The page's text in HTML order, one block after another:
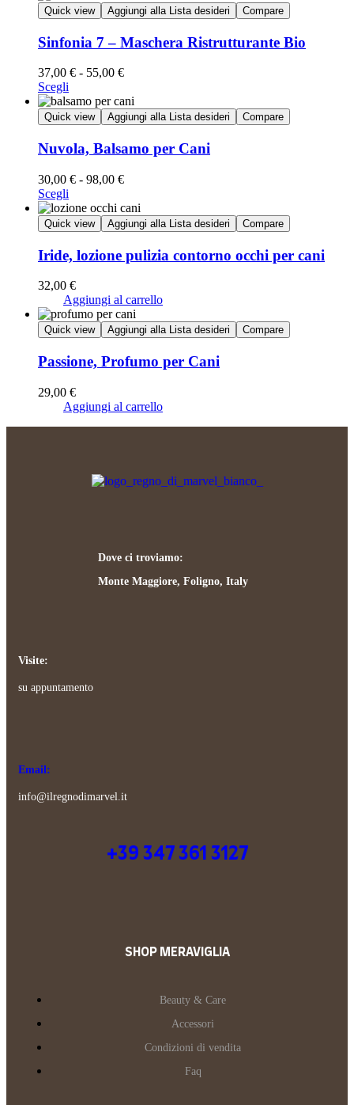
Quick view Aggiungi alla Lista desideri Compare
Sinfonia 7 – Maschera Ristrutturante Bio
37,00 € - 55,00 €
Scegli
Quick view Aggiungi alla Lista desideri Compare
Nuvola, Balsamo per Cani
30,00 € - 98,00 €
Scegli
Quick view Aggiungi alla Lista desideri Compare
Iride, lozione pulizia contorno occhi per cani
32,00 €
Aggiungi al carrello
Quick view Aggiungi alla Lista desideri Compare
Passione, Profumo per Cani
29,00 €
Aggiungi al carrello
Dove ci troviamo:
Monte Maggiore, Foligno, Italy
Visite:
su appuntamento
Email:
info@ilregnodimarvel.it
+39 347 361 3127
SHOP MERAVIGLIA
Beauty & Care
Accessori
Condizioni di vendita
Faq